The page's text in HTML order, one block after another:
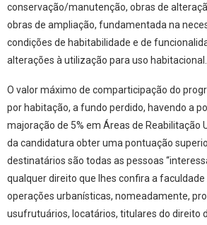
conservação/manutenção, obras de
obras de ampliação, fundamentada na
condições de habitabilidade e de
alterações à utilização para uso habitacional.
O valor máximo de comparticipação do
por habitação, a fundo perdido, havendo a
majoração de 5% em Áreas de Reabilitação
da candidatura obter uma pontuação
destinatários são todas as pessoas
qualquer direito que lhes confira a faculdade
operações urbanísticas, nomeadamente,
usufrutuários, locatários, titulares do direito